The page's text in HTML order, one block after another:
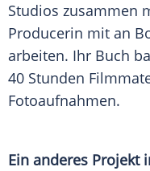
Studios zusammen
Producerin mit an
arbeiten. Ihr Buch
40 Stunden
Fotoaufnahmen.
Ein anderes Projekt